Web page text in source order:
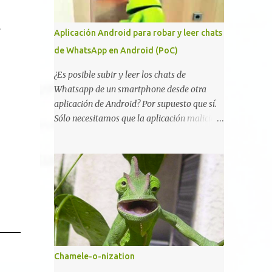
vulnerabilidad bautizada como Certighost
(CVE-2026-54121) , una elevación de
privilegios que afecta a Microsoft Active
Directory Certificate Services y que, según
Microsoft, permite que un usuario
autenticado eleve privilegios a través de la
red debido a un problema de autorización.
La vulnerabilidad ha recibido una
Certighost no es únicamente la
vulnerabilidad, sino el objetivo final.
Mientras muchos ataques contra AD CS
buscan obtener un certificado válido para ...
Aplicación Android para robar y leer chats
de WhatsApp en Android (PoC)
¿Es posible subir y leer los chats de
Whatsapp de un smartphone desde otra
aplicación de Android? Por supuesto que sí.
Sólo necesitamos que la aplicación maliciosa
(android.permission.READ_EXTERNAL_STO
RAGE). Hace unos meses se publicó en
algunos foros una guía paso a paso para
montar nuestro propio Whatsapp Stealer y
ahora Bas Bosschert ha publicado una PoC
con unas pocas modificaciones. Para
empezar con la prueba de concepto ( y ojo
Chamele-o-nization